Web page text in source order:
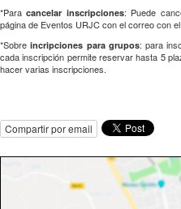
*Para cancelar inscripciones: Puede
página de Eventos URJC con el correo con
*Sobreincripciones para grupos: para
cada inscripción permite reservar hasta 5
hacer varias inscripciones.
Compartir por email